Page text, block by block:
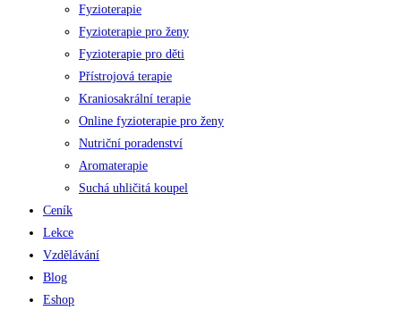
Fyzioterapie
Fyzioterapie pro ženy
Fyzioterapie pro děti
Přístrojová terapie
Kraniosakrální terapie
Online fyzioterapie pro ženy
Nutriční poradenství
Aromaterapie
Suchá uhličitá koupel
Ceník
Lekce
Vzdělávání
Blog
Eshop